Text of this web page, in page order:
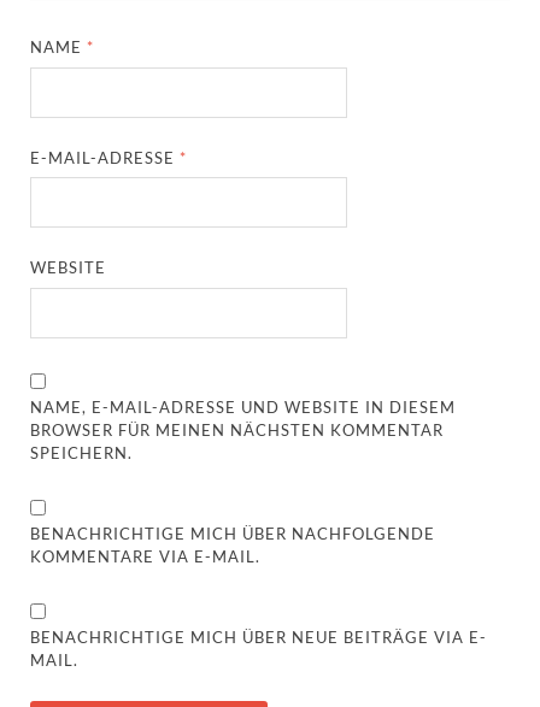
NAME *
E-MAIL-ADRESSE *
WEBSITE
NAME, E-MAIL-ADRESSE UND WEBSITE IN DIESEM
BROWSER FÜR MEINEN NÄCHSTEN KOMMENTAR
SPEICHERN.
BENACHRICHTIGE MICH ÜBER NACHFOLGENDE
KOMMENTARE VIA E-MAIL.
BENACHRICHTIGE MICH ÜBER NEUE BEITRÄGE VIA E-
MAIL.